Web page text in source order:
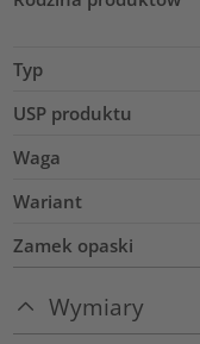
Typ
USP produktu
Waga
Wariant
Zamek opaski
Wymiary